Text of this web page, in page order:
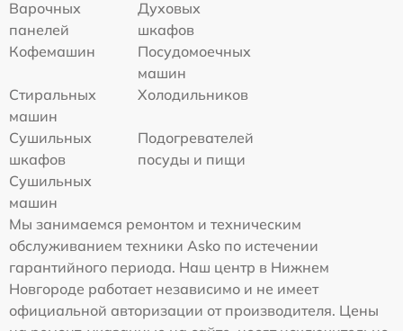
Варочных
панелей
Духовых
шкафов
Кофемашин
Посудомоечных
машин
Стиральных
машин
Холодильников
Сушильных
шкафов
Подогревателей
посуды и пищи
Сушильных
машин
Мы занимаемся ремонтом и техническим
обслуживанием техники Asko по истечении
гарантийного периода. Наш центр в Нижнем
Новгороде работает независимо и не имеет
официальной авторизации от производителя. Цены